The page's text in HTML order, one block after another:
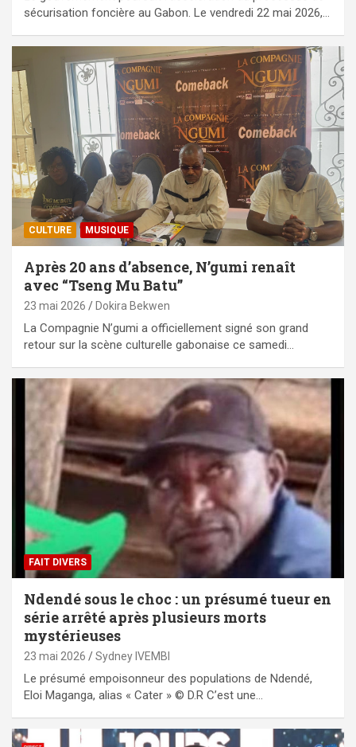
sécurisation foncière au Gabon. Le vendredi 22 mai 2026,…
CULTURE MUSIQUE
Après 20 ans d’absence, N’gumi renaît
avec “Tseng Mu Batu”
23 mai 2026 Dokira Bekwen
La Compagnie N’gumi a officiellement signé son grand
retour sur la scène culturelle gabonaise ce samedi…
FAIT DIVERS
Ndendé sous le choc : un présumé tueur en
série arrêté après plusieurs morts
mystérieuses
23 mai 2026 Sydney IVEMBI
Le présumé empoisonneur des populations de Ndendé,
Eloi Maganga, alias « Cater » © D.R C’est une…